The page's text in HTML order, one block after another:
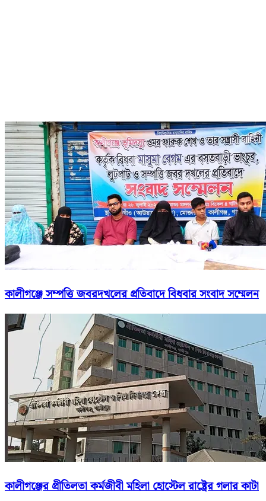
কালীগঞ্জে সম্পত্তি জবরদখলের প্রতিবাদে বিধবার সংবাদ সম্মেলন
কালীগঞ্জের প্রীতিলতা কর্মজীবী মহিলা হোস্টেল রাষ্ট্রের গলার কাটা